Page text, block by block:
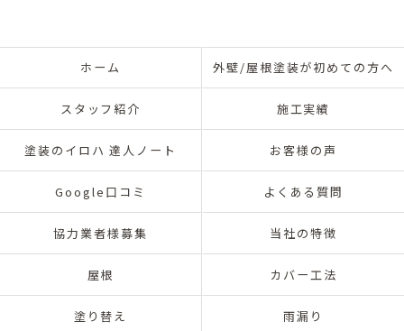
ホーム 外壁/屋根塗装が初めての方へ
スタッフ紹介 施工実績
塗装のイロハ 達人ノート お客様の声
Google口コミ よくある質問
協力業者様募集 当社の特徴
屋根 カバー工法
塗り替え 雨漏り